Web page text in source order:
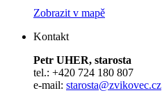
Zobrazit v mapě
Kontakt
Petr UHER, starosta
tel.: +420 724 180 807
e-mail: starosta@zvikovec.cz